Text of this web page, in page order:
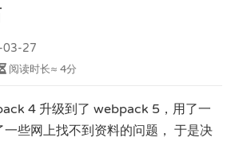
03-27
阅读时长≈ 4分
4 升级到了 webpack 5，用了一
些网上找不到资料的问题， 于是决